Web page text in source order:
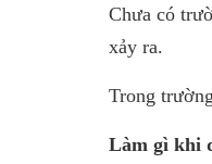
Chưa có
xảy ra.
Trong
Làm gì khi